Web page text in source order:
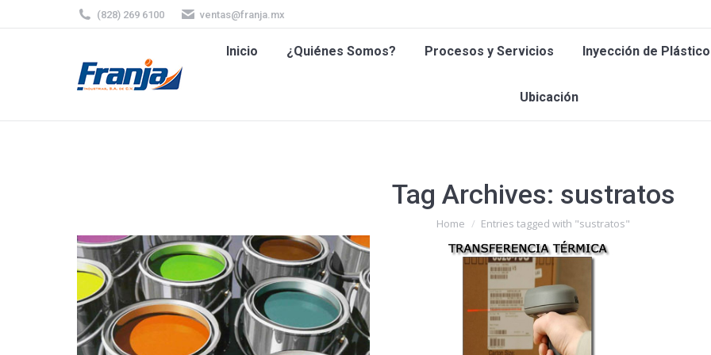
(828) 269 6100 ventas@franja.mx
Inicio ¿Quiénes Somos? Procesos y Servicios Inyección de Plástico
Ubicación
Tag Archives: sustratos
You are here:
Home Entries tagged with "sustratos"
Inicio